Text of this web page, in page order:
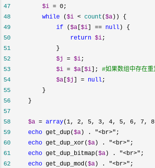
47
$i = 0
48
while ($i < count ($a
49
if ($a $i ] == null
50
return $i
51
52
$j = $i
53
$i = $a $i ]; #如果数组中存在
54
$a $j ] = null
55
56
57
58
$a = array(1, 2, 5, 3, 4, 5, 6, 7,
59
echo get_dup($a ) . "<br>"
60
echo get_dup_xor($a ) . "<br>"
61
echo get_dup_bitmap($a ) . "<br>"
62
echo get_dup_mod($a ) . "<br>"